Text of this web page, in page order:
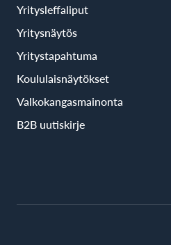
Yritysleffaliput
Yritysnäytös
Yritystapahtuma
Koululaisnäytökset
Valkokangasmainonta
B2B uutiskirje